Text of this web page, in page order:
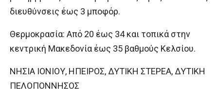
διευθύνσεις έως 3 μποφόρ.
Θερμοκρασία: Από 20 έως 34 και τοπικά στην
κεντρική Μακεδονία έως 35 βαθμούς Κελσίου.
ΝΗΣΙΑ ΙΟΝΙΟΥ, ΗΠΕΙΡΟΣ, ΔΥΤΙΚΗ ΣΤΕΡΕΑ, ΔΥΤΙΚΗ
ΠΕΛΟΠΟΝΝΗΣΟΣ